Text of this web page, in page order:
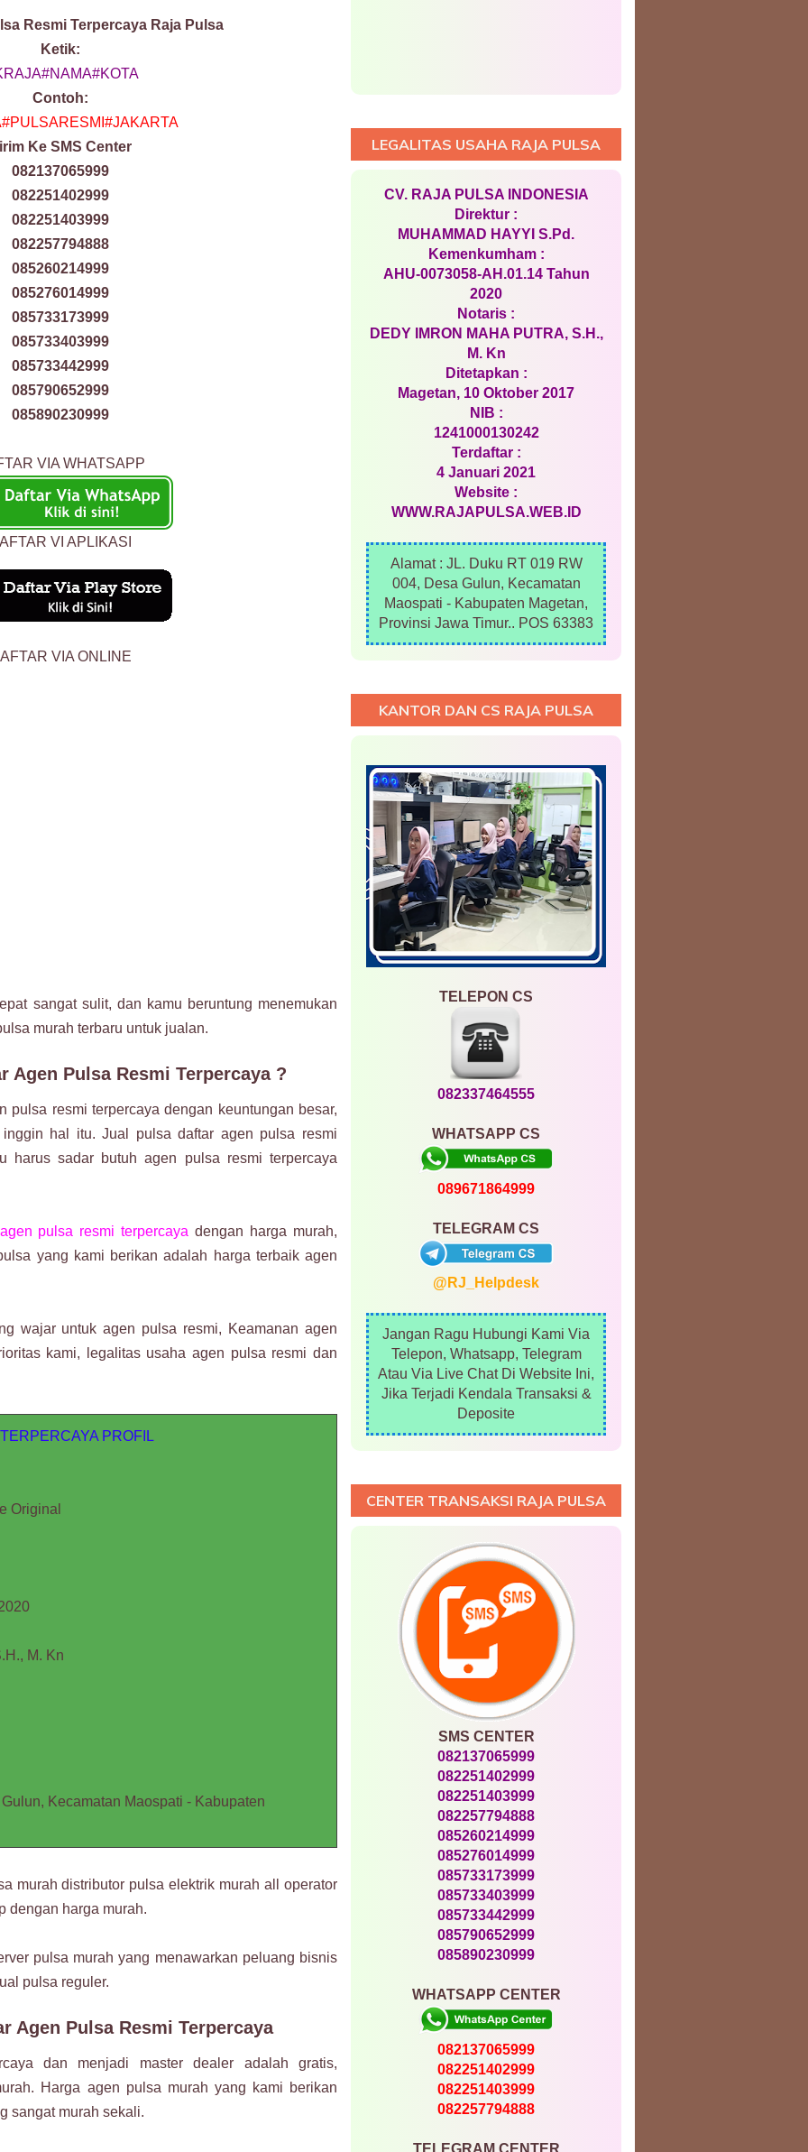
Resmi Terpercaya Raja Pulsa
Ketik:
Contoh:
Ke SMS Center
082137065999
082251402999
082251403999
082257794888
085260214999
085276014999
085733173999
085733403999
085733442999
085790652999
085890230999
VIA WHATSAPP
VI APLIKASI
VIA ONLINE
sangat sulit, dan kamu beruntung menemukan
murah terbaru untuk jualan.
Agen Pulsa Resmi Terpercaya ?
pulsa resmi terpercaya dengan keuntungan besar,
hal itu. Jual pulsa daftar agen pulsa resmi
harus sadar butuh agen pulsa resmi terpercaya
pulsa resmi terpercaya dengan harga murah,
yang kami berikan adalah harga terbaik agen
wajar untuk agen pulsa resmi, Keamanan agen
kami, legalitas usaha agen pulsa resmi dan
PROFIL
Original
M. Kn
Kecamatan Maospati - Kabupaten
murah distributor pulsa elektrik murah all operator
dengan harga murah.
pulsa murah yang menawarkan peluang bisnis
pulsa reguler.
Agen Pulsa Resmi Terpercaya
dan menjadi master dealer adalah gratis,
Harga agen pulsa murah yang kami berikan
sangat murah sekali.
LEGALITAS USAHA RAJA PULSA
CV. RAJA PULSA INDONESIA
Direktur :
MUHAMMAD HAYYI S.Pd.
Kemenkumham :
AHU-0073058-AH.01.14 Tahun
2020
Notaris :
DEDY IMRON MAHA PUTRA, S.H.,
M. Kn
Ditetapkan :
Magetan, 10 Oktober 2017
NIB :
1241000130242
Terdaftar :
4 Januari 2021
Website :
WWW.RAJAPULSA.WEB.ID
Alamat : JL. Duku RT 019 RW
004, Desa Gulun, Kecamatan
Maospati - Kabupaten Magetan,
Provinsi Jawa Timur.. POS 63383
KANTOR DAN CS RAJA PULSA
TELEPON CS
082337464555
WHATSAPP CS
089671864999
TELEGRAM CS
@RJ_Helpdesk
Jangan Ragu Hubungi Kami Via
Telepon, Whatsapp, Telegram
Atau Via Live Chat Di Website Ini,
Jika Terjadi Kendala Transaksi &
Deposite
CENTER TRANSAKSI RAJA PULSA
SMS CENTER
082137065999
082251402999
082251403999
082257794888
085260214999
085276014999
085733173999
085733403999
085733442999
085790652999
085890230999
WHATSAPP CENTER
082137065999
082251402999
082251403999
082257794888
TELEGRAM CENTER